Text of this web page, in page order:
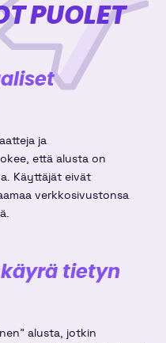
PUOLET
ja
että alusta on
Käyttäjät eivät
verkkosivustonsa
tietyn
alusta, jotkin